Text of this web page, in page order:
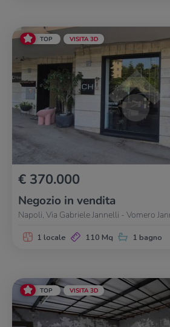
TOP VISITA 3D
€ 370.000
Negozio in vendita
Napoli, Via Gabriele Jannelli - Vomero
1 locale 110 Mq 1 bagno
TOP VISITA 3D